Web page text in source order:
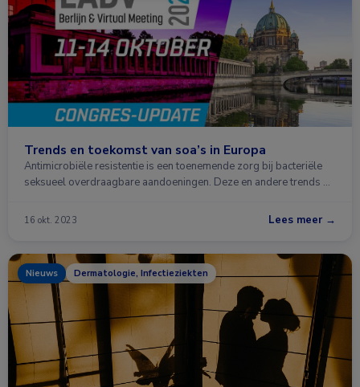
Trends en toekomst van soa’s in Europa
Antimicrobiële resistentie is een toenemende zorg bij bacteriële
seksueel overdraagbare aandoeningen. Deze en andere trends …
16 okt. 2023 Lees meer →
Nieuws Dermatologie, Infectieziekten